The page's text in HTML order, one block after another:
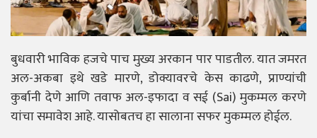
बुधवारी भाविक हजचे पाच मुख्य अरकान पार पाडतील. यात जमरत
अल-अकबा इथे खडे मारणे, डोक्यावरचे केस काढणे, प्राण्यांची
कुर्बानी देणे आणि तवाफ अल-इफादा व सई (Sai) मुकम्मल करणे
यांचा समावेश आहे. यासोबतच हा सालाना सफर मुकम्मल होईल.